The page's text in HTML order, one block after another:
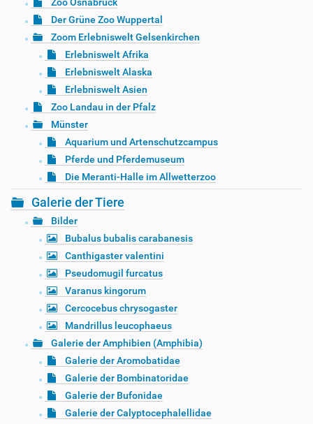
Zoo Osnabrück
Der Grüne Zoo Wuppertal
Zoom Erlebniswelt Gelsenkirchen
Erlebniswelt Afrika
Erlebniswelt Alaska
Erlebniswelt Asien
Zoo Landau in der Pfalz
Münster
Aquarium und Artenschutzcampus
Pferde und Pferdemuseum
Die Meranti-Halle im Allwetterzoo
Galerie der Tiere
Bilder
Bubalus bubalis carabanesis
Canthigaster valentini
Pseudomugil furcatus
Varanus kingorum
Cercocebus chrysogaster
Mandrillus leucophaeus
Galerie der Amphibien (Amphibia)
Galerie der Aromobatidae
Galerie der Bombinatoridae
Galerie der Bufonidae
Galerie der Calyptocephalellidae